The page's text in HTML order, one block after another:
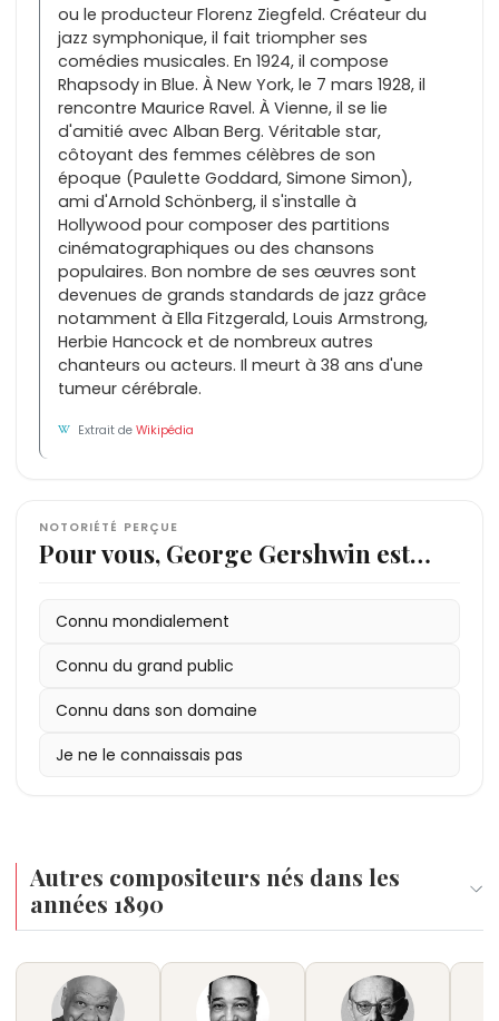
ou le producteur Florenz Ziegfeld. Créateur du
jazz symphonique, il fait triompher ses
comédies musicales. En 1924, il compose
Rhapsody in Blue. À New York, le 7 mars 1928, il
rencontre Maurice Ravel. À Vienne, il se lie
d'amitié avec Alban Berg. Véritable star,
côtoyant des femmes célèbres de son
époque (Paulette Goddard, Simone Simon),
ami d'Arnold Schönberg, il s'installe à
Hollywood pour composer des partitions
cinématographiques ou des chansons
populaires. Bon nombre de ses œuvres sont
devenues de grands standards de jazz grâce
notamment à Ella Fitzgerald, Louis Armstrong,
Herbie Hancock et de nombreux autres
chanteurs ou acteurs. Il meurt à 38 ans d'une
tumeur cérébrale.
Extrait deWikipédia
NOTORIÉTÉ PERÇUE
Pour vous, George Gershwin est…
Connu mondialement
Connu du grand public
Connu dans son domaine
Je ne le connaissais pas
Autres compositeurs nés dans les
années 1890